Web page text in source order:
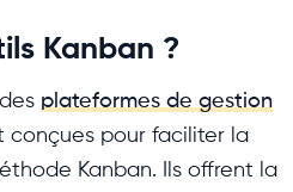
Kanban ?
plateformes de gestion
conçues pour faciliter la
Kanban. Ils offrent la